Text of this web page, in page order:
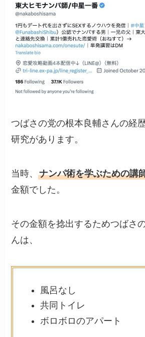
つばさの党の根本良輔さんの経
研究があります。
当時、ナンパ術を学ぶための講
金額でした。
その金額を捻出するためつばさ
んは、
風呂なし
共同トイレ
ボロボロのアパート